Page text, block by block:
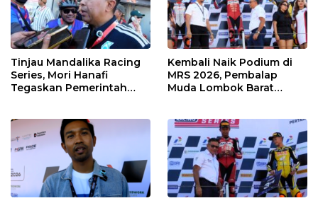
Tinjau Mandalika Racing
Series, Mori Hanafi
Tegaskan Pemerintah
Kembali Naik Podium di
MRS 2026, Pembalap
Muda Lombok Barat